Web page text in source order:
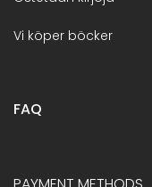
Vi köper böcker
FAQ